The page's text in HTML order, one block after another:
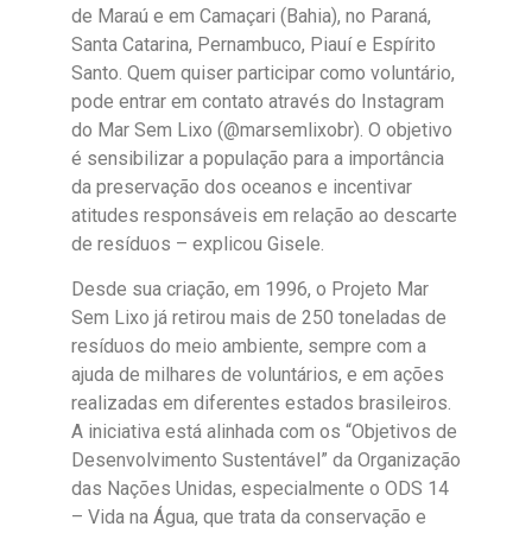
de Maraú e em Camaçari (Bahia), no Paraná,
Santa Catarina, Pernambuco, Piauí e Espírito
Santo. Quem quiser participar como voluntário,
pode entrar em contato através do Instagram
do Mar Sem Lixo (@marsemlixobr). O objetivo
é sensibilizar a população para a importância
da preservação dos oceanos e incentivar
atitudes responsáveis em relação ao descarte
de resíduos – explicou Gisele.
Desde sua criação, em 1996, o Projeto Mar
Sem Lixo já retirou mais de 250 toneladas de
resíduos do meio ambiente, sempre com a
ajuda de milhares de voluntários, e em ações
realizadas em diferentes estados brasileiros.
A iniciativa está alinhada com os “Objetivos de
Desenvolvimento Sustentável” da Organização
das Nações Unidas, especialmente o ODS 14
– Vida na Água, que trata da conservação e